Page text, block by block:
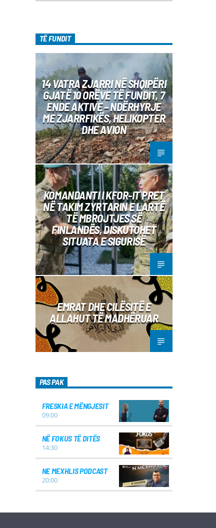
TË FUNDIT
14 VATRA ZJARRI NË SHQIPËRI
GJATË 10 ORËVE TË FUNDIT, 7
ENDE AKTIVE – NDËRHYRJE
ME ZJARRFIKËS, HELIKOPTER
DHE AVION
KOMANDANTI I KFOR-IT PRET
NË TAKIM ZYRTARIN E LARTË
TË MBROJTJES SË
FINLANDËS, DISKUTOHET
SITUATA E SIGURISË
EMRAT DHE CILËSITË E
ALLAHUT TË MADHËRUAR
PAS PAK
FRESKIA E MËNGJESIT
09:00
NË FOKUS TË DITËS
14:30
NE MEXHLIS PODCAST
20:00